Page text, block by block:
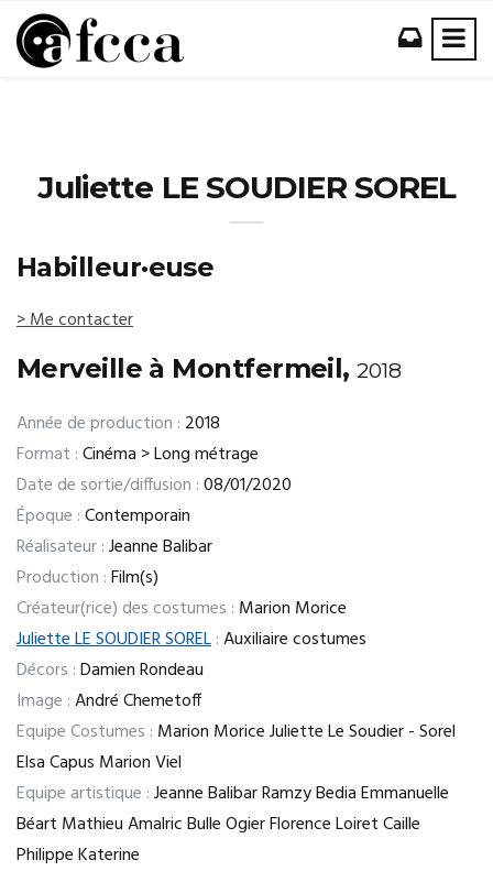
Juliette LE SOUDIER SOREL
Habilleur·euse
> Me contacter
Merveille à Montfermeil,2018
Année de production : 2018
Format :Cinéma > Long métrage
Date de sortie/diffusion :08/01/2020
Époque :Contemporain
Réalisateur :Jeanne Balibar
Production :Film(s)
Créateur(rice) des costumes : Marion Morice
Juliette LE SOUDIER SOREL:Auxiliaire costumes
Décors :Damien Rondeau
Image :André Chemetoff
Equipe Costumes : Marion Morice Juliette Le Soudier - Sorel
Elsa Capus Marion Viel
Equipe artistique :Jeanne Balibar Ramzy Bedia Emmanuelle
Béart Mathieu Amalric Bulle Ogier Florence Loiret Caille
Philippe Katerine